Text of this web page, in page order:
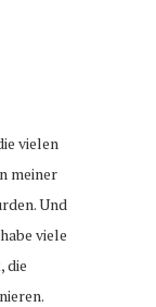
vielen
meiner
Und
viele
die